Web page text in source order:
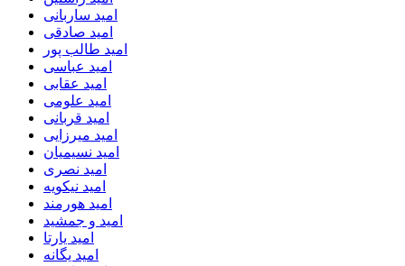
امید ساربانی
امید صادقی
امید طالب پور
امید عباسی
امید عقابی
امید علومی
امید قربانی
امید میرزایی
امید نسیمیان
امید نصری
امید نیکویه
امید هورمند
امید و جمشید
امید یارتا
امید یگانه